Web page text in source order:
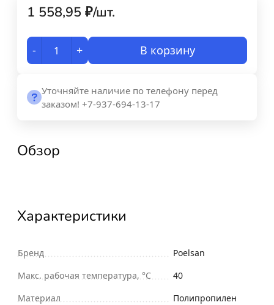
1 558,95 ₽/шт.
- + В корзину
Уточняйте наличие по телефону перед
заказом! +7-937-694-13-17
Обзор
Характеристики
Бренд
Poelsan
Макс. рабочая температура, °С
40
Материал
Полипропилен